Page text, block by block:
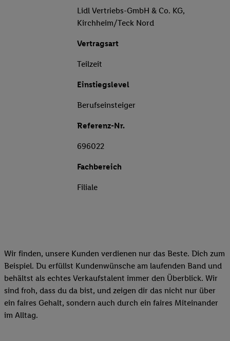
Lidl Vertriebs-GmbH & Co. KG,
Kirchheim/Teck Nord
Vertragsart
Teilzeit
Einstiegslevel
Berufseinsteiger
Referenz-Nr.
696022
Fachbereich
Filiale
Wir finden, unsere Kunden verdienen nur das Beste. Dich zum
Beispiel. Du erfüllst Kundenwünsche am laufenden Band und
behältst als echtes Verkaufstalent immer den Überblick. Wir
sind froh, dass du da bist, und zeigen dir das nicht nur über
ein faires Gehalt, sondern auch durch ein faires Miteinander
im Alltag.